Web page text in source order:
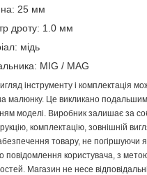
25 мм
дроту: 1.0 мм
мідь
MIG / MAG
інструменту і комплектація
малюнку. Це викликано
моделі. Виробник залишає за
комплектацію, зовнішній
товару, не погіршуючи
повідомлення користувача, з
Магазин не несе